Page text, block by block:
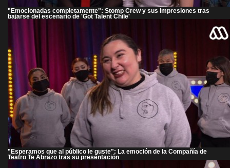
"Emocionadas completamente": Stomp Crew y sus impresiones tras
bajarse del escenario de 'Got Talent Chile'
"Esperamos que al público le guste": La emoción de la Compañía de
Teatro Te Abrazo tras su presentación